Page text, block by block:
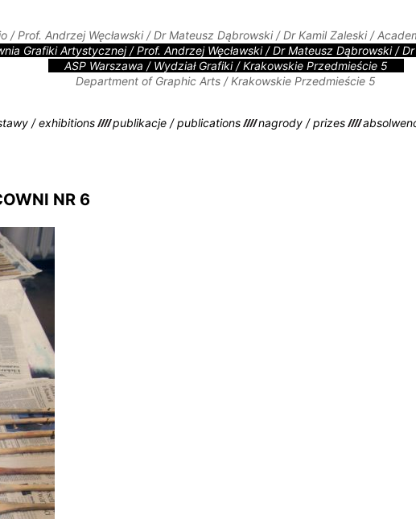
/ Prof. Andrzej Węcławski / Dr Mateusz Dąbrowski / Dr Kamil Zaleski /
Grafiki Artystycznej / Prof. Andrzej Węcławski / Dr Mateusz Dąbrowski /
ASP Warszawa / Wydział Grafiki / Krakowskie Przedmieście 5
Department of Graphic Arts / Krakowskie Przedmieście 5
/ exhibitions publikacje / publications nagrody / prizes
NR 6